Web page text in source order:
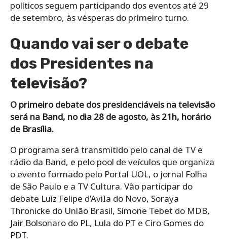
políticos seguem participando dos eventos até 29
de setembro, às vésperas do primeiro turno.
Quando vai ser o debate
dos Presidentes na
televisão?
O primeiro debate dos presidenciáveis na televisão
será na Band, no dia 28 de agosto, às 21h, horário
de Brasília.
O programa será transmitido pelo canal de TV e
rádio da Band, e pelo pool de veículos que organiza
o evento formado pelo Portal UOL, o jornal Folha
de São Paulo e a TV Cultura. Vão participar do
debate Luiz Felipe d’AviIa do Novo, Soraya
Thronicke do União Brasil, Simone Tebet do MDB,
Jair Bolsonaro do PL, Lula do PT e Ciro Gomes do
PDT.